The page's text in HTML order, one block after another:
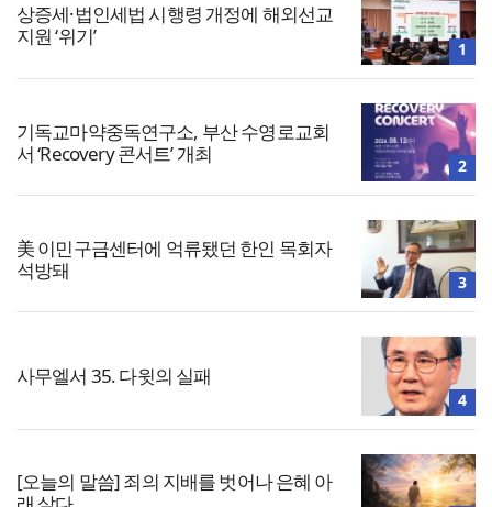
상증세·법인세법 시행령 개정에 해외선교
지원 ‘위기’
1
기독교마약중독연구소, 부산 수영로교회
서 ‘Recovery 콘서트’ 개최
2
美 이민구금센터에 억류됐던 한인 목회자
석방돼
3
사무엘서 35. 다윗의 실패
4
[오늘의 말씀] 죄의 지배를 벗어나 은혜 아